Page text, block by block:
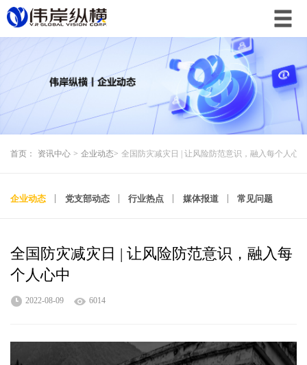
首页： 资讯中心 > 企业动态> 全国防灾减灾日 | 让风险防范意识，融入每个人心中
企业动态 党支部动态 行业热点 媒体报道 常见问题
全国防灾减灾日 | 让风险防范意识，融入每
个人心中
2022-08-09 6014